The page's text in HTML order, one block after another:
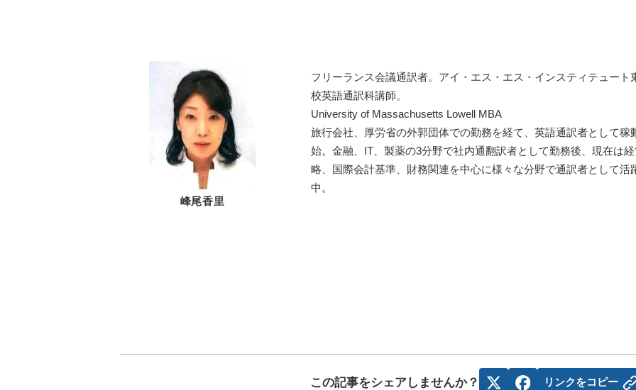
峰尾香里
フリーランス会議通訳者。アイ・エス・エス・インスティテュート
校英語通訳科講師。
University of Massachusetts Lowell MBA
旅行会社、厚労省の外郭団体での勤務を経て、英語通訳者として稼
始。金融、IT、製薬の3分野で社内通翻訳者として勤務後、現在は
略、国際会計基準、財務関連を中心に様々な分野で通訳者として活
中。
この記事をシェアしませんか？ リンクをコピー